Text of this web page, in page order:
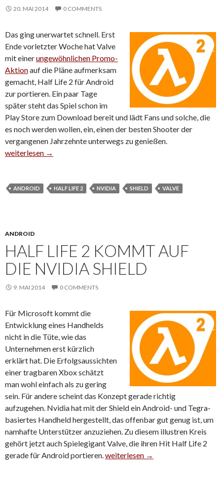
20. MAI 2014 0 COMMENTS
Das ging unerwartet schnell. Erst
Ende vorletzter Woche hat Valve
mit einerungewöhnlichen Promo-
Aktionauf die Pläne aufmerksam
gemacht, Half Life 2 für Android
zur portieren. Ein paar Tage
später steht das Spiel schon im
Play Store zum Download bereit und lädt Fans und solche, die
es noch werden wollen, ein, einen der besten Shooter der
vergangenen Jahrzehnte unterwegs zu genießen.
Half Life 2 bereits für Android erschienen
weiterlesen →
ANDROID HALF LIFE 2 NVIDIA SHIELD VALVE
ANDROID
HALF LIFE 2 KOMMT AUF
DIE NVIDIA SHIELD
9. MAI 2014 0 COMMENTS
Für Microsoft kommt die
Entwicklung eines Handhelds
nicht in die Tüte, wie das
Unternehmen erst kürzlich
erklärt hat. Die Erfolgsaussichten
einer tragbaren Xbox schätzt
man wohl einfach als zu gering
sein. Für andere scheint das Konzept gerade richtig
aufzugehen. Nvidia hat mit der Shield ein Android- und Tegra-
basiertes Handheld hergestellt, das offenbar gut genug ist, um
namhafte Unterstützer anzuziehen. Zu diesem illustren Kreis
gehört jetzt auch Spielegigant Valve, die ihren Hit Half Life 2
gerade für Android portieren. Half Life 2 kommt auf die Nvidia
weiterlesen →